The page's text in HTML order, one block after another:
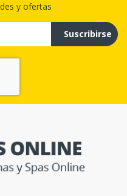
y ofertas
Suscribirse